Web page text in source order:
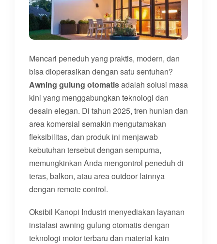
Mencari peneduh yang praktis, modern, dan
bisa dioperasikan dengan satu sentuhan?
Awning gulung otomatisadalah solusi masa
kini yang menggabungkan teknologi dan
desain elegan. Di tahun 2025, tren hunian dan
area komersial semakin mengutamakan
fleksibilitas, dan produk ini menjawab
kebutuhan tersebut dengan sempurna,
memungkinkan Anda mengontrol peneduh di
teras, balkon, atau area outdoor lainnya
dengan remote control.
Oksibil Kanopi Industri menyediakan layanan
instalasi awning gulung otomatis dengan
teknologi motor terbaru dan material kain